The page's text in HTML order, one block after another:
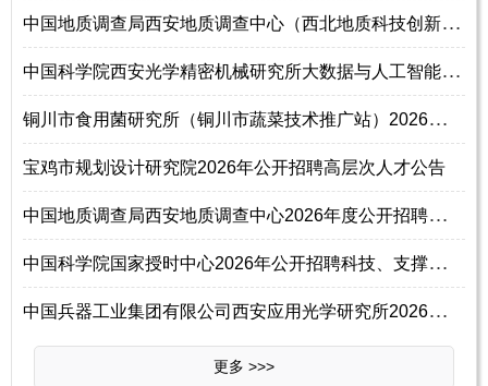
中
国地质调查局西安地质调查中心（西北地质科技创新中心）2026年度公开招聘
中
国科学院西安光学精密机械研究所大数据与人工智能中心2026年招聘启事
铜
川市食用菌研究所（铜川市蔬菜技术推广站）2026年招聘高层次急需紧缺人才
宝鸡市规划设计研究院2026年公开招聘高层次人才公告
中
国地质调查局西安地质调查中心2026年度公开招聘工作人员公告（第一批）
中
国科学院国家授时中心2026年公开招聘科技、支撑、台站岗位工作人员启事
中
国兵器工业集团有限公司西安应用光学研究所2026年校园招聘博士研究生信息
更多 >>>